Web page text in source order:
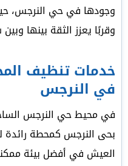
وجودها في حي النرجس،
وقربًا يعزز الثقة بينها
خدمات تنظيف
في النرجس
في محيط حي النرجس
بحى النرجس كمحطة رائدة
العيش في أفضل بيئة